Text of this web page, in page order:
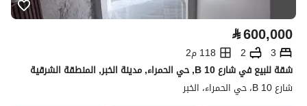
⃁600,000
3
2
118 م2
شقة للبيع في شارع 10 B, حي الحمراء, مدينة الخبر, المنطقة الشرقية
شارع 10 B، حي الحمراء، الخبر